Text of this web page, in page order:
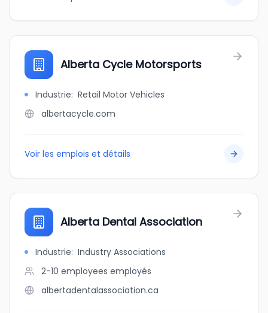
Alberta Cycle Motorsports
Industrie: Retail Motor Vehicles
albertacycle.com
Voir les emplois et détails
Alberta Dental Association
Industrie: Industry Associations
2-10 employees employés
albertadentalassociation.ca